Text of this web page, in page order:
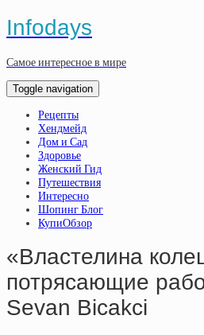
Infodays
Самое интересное в мире
Toggle navigation
Рецепты
Хендмейд
Дом и Сад
Здоровье
Женский Гид
Путешествия
Интересно
Шопинг Блог
КупиОбзор
«Властелина
потрясающие
Sevan Bicakci